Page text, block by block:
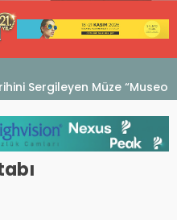
Sergileyen Müze “Museo